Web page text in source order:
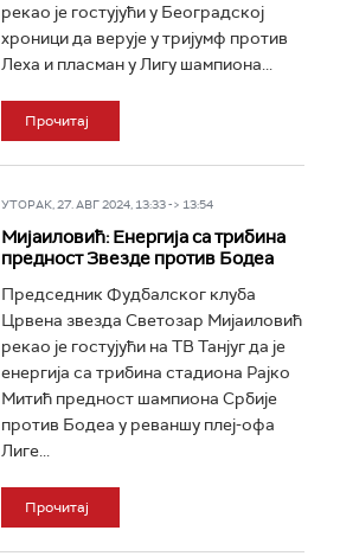
рекао је гостујући у Београдској
хроници да верује у тријумф против
Леха и пласман у Лигу шампиона...
Прочитај
УТОРАК, 27. АВГ 2024, 13:33 -> 13:54
Мијаиловић: Енергија са трибина
предност Звезде против Бодеа
Председник Фудбалског клуба
Црвена звезда Светозар Мијаиловић
рекао је гостујући на ТВ Танјуг да је
енергија са трибина стадиона Рајко
Митић предност шампиона Србије
против Бодеа у реваншу плеј-офа
Лиге...
Прочитај